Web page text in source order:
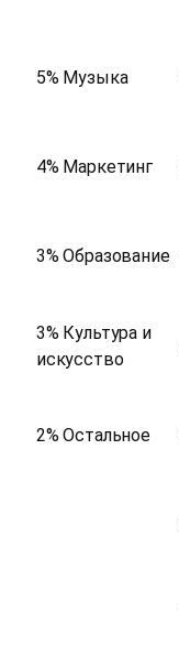
5% Музыка
4% Маркетинг
3% Образование
3% Культура и
искусство
2% Остальное